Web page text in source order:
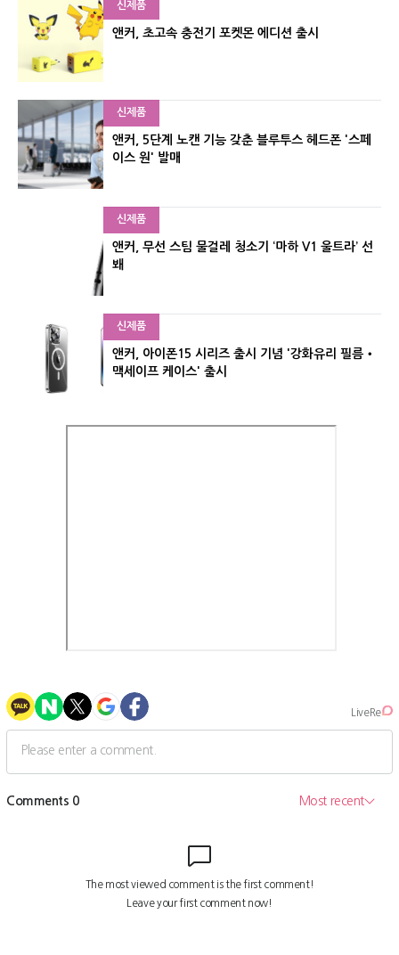
신제품
앤커, 초고속 충전기 포켓몬 에디션 출시
신제품
앤커, 5단계 노캔 기능 갖춘 블루투스 헤드폰 '스페
이스 원' 발매
신제품
앤커, 무선 스팀 물걸레 청소기 ‘마하 V1 울트라’ 선
봬
신제품
앤커, 아이폰15 시리즈 출시 기념 '강화유리 필름‧
맥세이프 케이스' 출시